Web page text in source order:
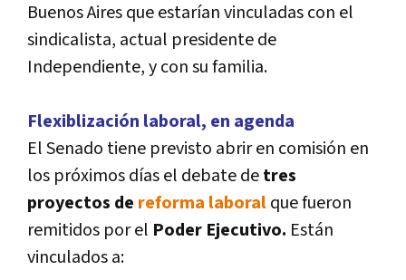
Buenos Aires que estarí­an vinculadas con el
sindicalista, actual presidente de
Independiente, y con su familia.
Flexiblización laboral, en agenda
El Senado tiene previsto abrir en comisión en
los próximos dí­as el debate detres
proyectos de reforma laboralque fueron
remitidos por el Poder Ejecutivo. Están
vinculados a: